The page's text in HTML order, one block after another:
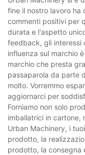
fine il nostro lavoro ha
commenti positivi per
durata e l'aspetto
feedback, gli interessi
influenza sul marchio
marchio che presta
passaparola da parte
molto. Vorremmo
aggiornarci per
Forniamo non solo
imballatrici in cartone,
Urban Machinery, i
prodotto, la
prodotto, la consegna